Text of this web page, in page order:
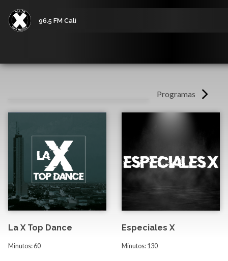
96.5 FM Cali
Programas
La X Top Dance
Minutos: 60
Especiales X
Minutos: 130